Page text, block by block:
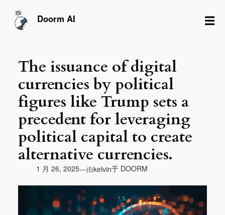
Doorm AI ☰
The issuance of digital
currencies by political
figures like Trump sets a
precedent for leveraging
political capital to create
alternative currencies.
1 月 26, 2025—由kelvin于 DOORM